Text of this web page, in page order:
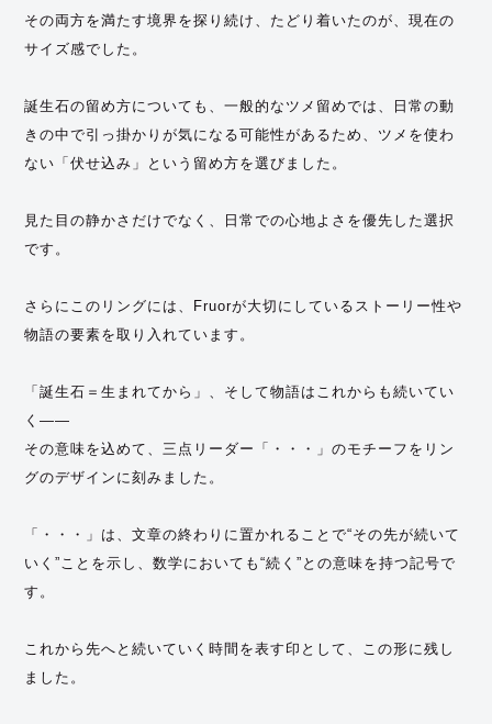
その両方を満たす境界を探り続け、たどり着いたのが、現在の
サイズ感でした。
誕生石の留め方についても、一般的なツメ留めでは、日常の動
きの中で引っ掛かりが気になる可能性があるため、ツメを使わ
ない「伏せ込み」という留め方を選びました。
見た目の静かさだけでなく、日常での心地よさを優先した選択
です。
さらにこのリングには、Fruorが大切にしているストーリー性や
物語の要素を取り入れています。
「誕生石＝生まれてから」、そして物語はこれからも続いてい
く——
その意味を込めて、三点リーダー「・・・」のモチーフをリン
グのデザインに刻みました。
「・・・」は、文章の終わりに置かれることで“その先が続いて
いく”ことを示し、数学においても“続く”との意味を持つ記号で
す。
これから先へと続いていく時間を表す印として、この形に残し
ました。